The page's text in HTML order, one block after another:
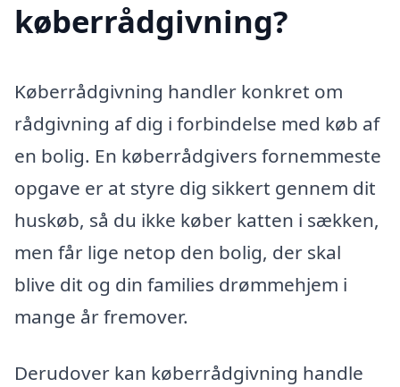
køberrådgivning?
Køberrådgivning handler konkret om
rådgivning af dig i forbindelse med køb af
en bolig. En køberrådgivers fornemmeste
opgave er at styre dig sikkert gennem dit
huskøb, så du ikke køber katten i sækken,
men får lige netop den bolig, der skal
blive dit og din families drømmehjem i
mange år fremover.
Derudover kan køberrådgivning handle